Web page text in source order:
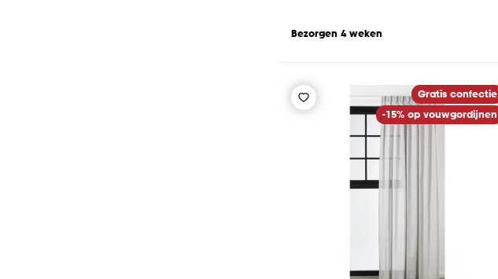
Bezorgen 4 weken
Gratis confectie
-15% op vouwgordijnen